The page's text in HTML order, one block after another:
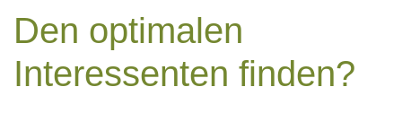
Den optimalen
Interessenten finden?